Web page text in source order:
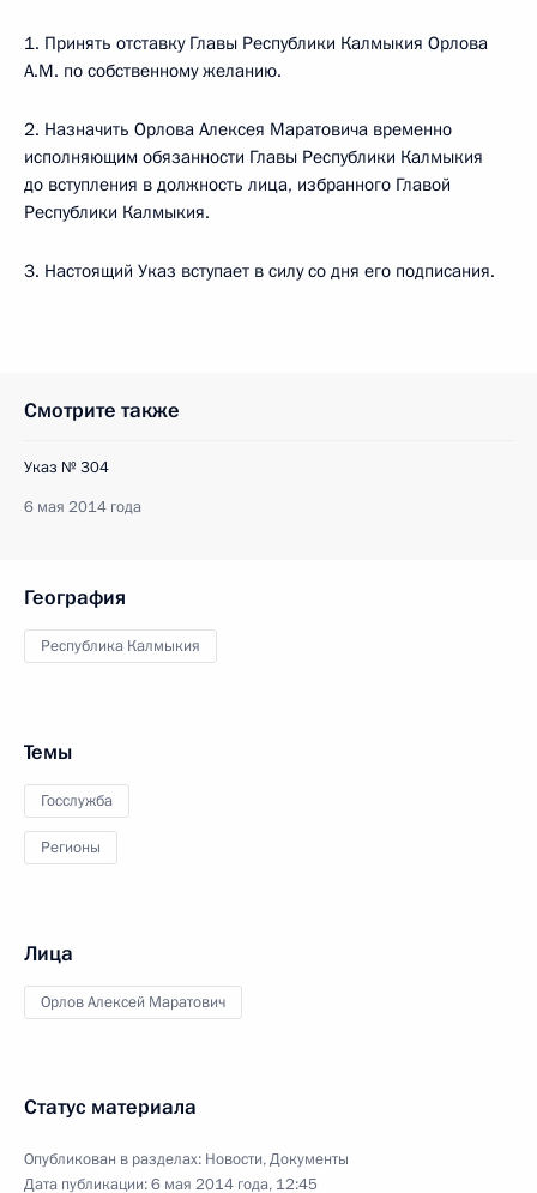
1. Принять отставку Главы Республики Калмыкия Орлова
А.М. по собственному желанию.
2. Назначить Орлова Алексея Маратовича временно
исполняющим обязанности Главы Республики Калмыкия
до вступления в должность лица, избранного Главой
Республики Калмыкия.
3. Настоящий Указ вступает в силу со дня его подписания.
Смотрите также
Указ № 304
6 мая 2014 года
География
Республика Калмыкия
Темы
Госслужба
Регионы
Лица
Орлов Алексей Маратович
Статус материала
Опубликован в разделах: Новости,Документы
Дата публикации:6 мая 2014 года, 12:45